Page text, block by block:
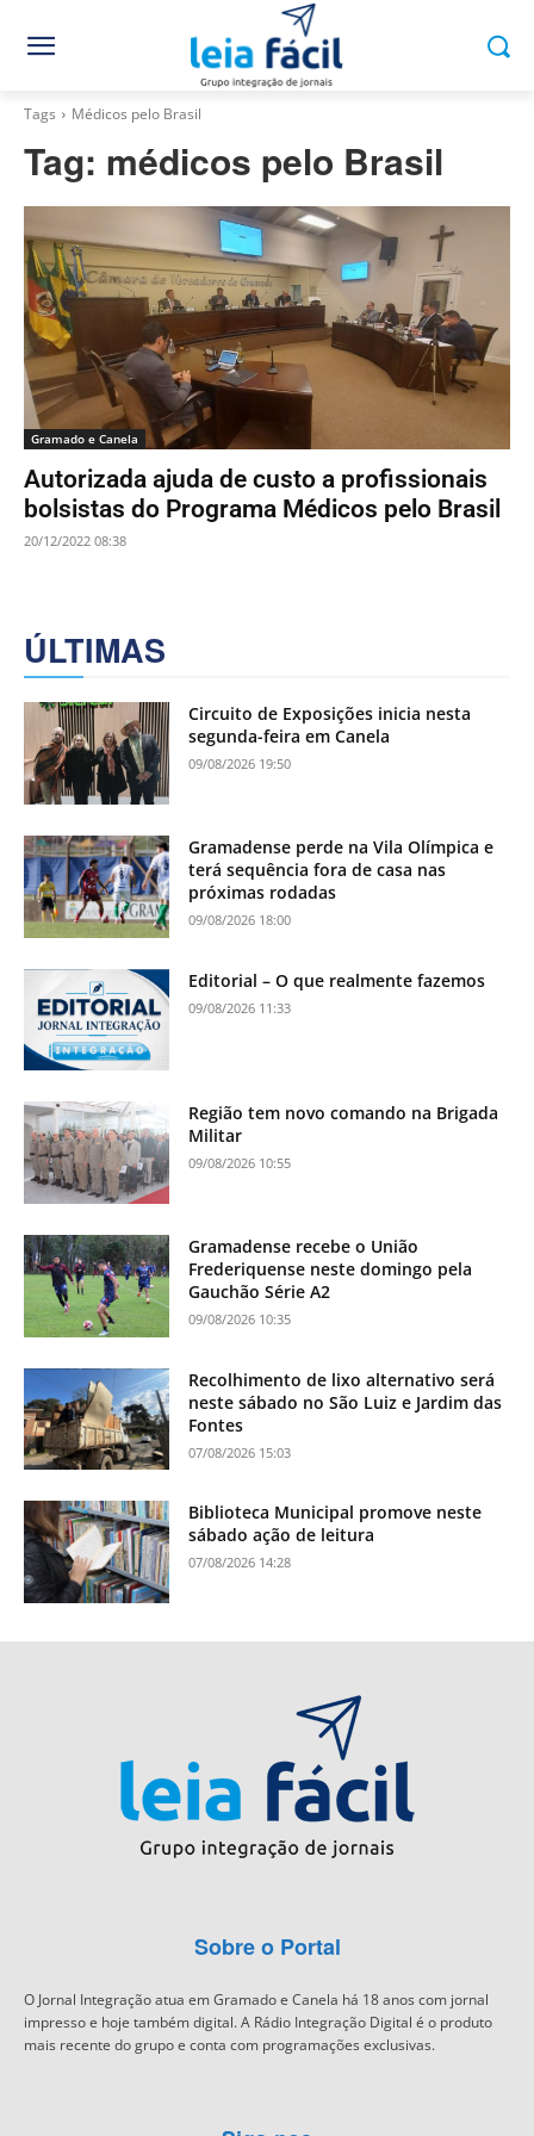
Tags Médicos pelo Brasil
Tag: médicos pelo Brasil
Gramado e Canela
Autorizada ajuda de custo a profissionais
bolsistas do Programa Médicos pelo Brasil
20/12/2022 08:38
ÚLTIMAS
Circuito de Exposições inicia nesta
segunda-feira em Canela
09/08/2026 19:50
Gramadense perde na Vila Olímpica e
terá sequência fora de casa nas
próximas rodadas
09/08/2026 18:00
Editorial – O que realmente fazemos
09/08/2026 11:33
Região tem novo comando na Brigada
Militar
09/08/2026 10:55
Gramadense recebe o União
Frederiquense neste domingo pela
Gauchão Série A2
09/08/2026 10:35
Recolhimento de lixo alternativo será
neste sábado no São Luiz e Jardim das
Fontes
07/08/2026 15:03
Biblioteca Municipal promove neste
sábado ação de leitura
07/08/2026 14:28
Sobre o Portal
O Jornal Integração atua em Gramado e Canela há 18 anos com jornal
impresso e hoje também digital. A Rádio Integração Digital é o produto
mais recente do grupo e conta com programações exclusivas.